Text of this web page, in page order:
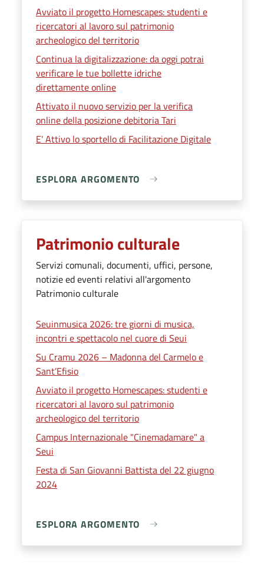
Avviato il progetto Homescapes: studenti e
ricercatori al lavoro sul patrimonio
archeologico del territorio
Continua la digitalizzazione: da oggi potrai
verificare le tue bollette idriche
direttamente online
Attivato il nuovo servizio per la verifica
online della posizione debitoria Tari
E' Attivo lo sportello di Facilitazione Digitale
ESPLORA ARGOMENTO
Patrimonio culturale
Servizi comunali, documenti, uffici, persone,
notizie ed eventi relativi all'argomento
Patrimonio culturale
Seuinmusica 2026: tre giorni di musica,
incontri e spettacolo nel cuore di Seui
Su Cramu 2026 – Madonna del Carmelo e
Sant’Efisio
Avviato il progetto Homescapes: studenti e
ricercatori al lavoro sul patrimonio
archeologico del territorio
Campus Internazionale "Cinemadamare" a
Seui
Festa di San Giovanni Battista del 22 giugno
2024
ESPLORA ARGOMENTO